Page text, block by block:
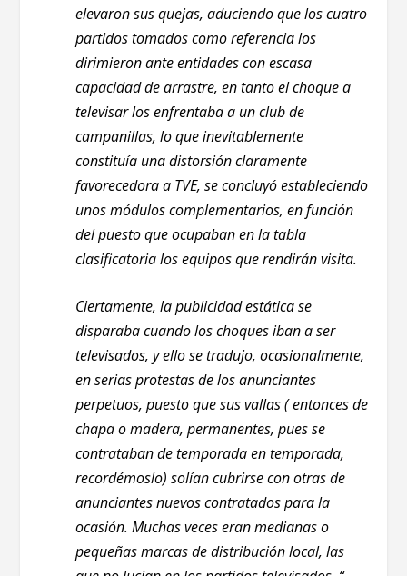
elevaron sus quejas, aduciendo que los cuatro
partidos tomados como referencia los
dirimieron ante entidades con escasa
capacidad de arrastre, en tanto el choque a
televisar los enfrentaba a un club de
campanillas, lo que inevitablemente
constituía una distorsión claramente
favorecedora a TVE, se concluyó estableciendo
unos módulos complementarios, en función
del puesto que ocupaban en la tabla
clasificatoria los equipos que rendirán visita.
Ciertamente, la publicidad estática se
disparaba cuando los choques iban a ser
televisados, y ello se tradujo, ocasionalmente,
en serias protestas de los anunciantes
perpetuos, puesto que sus vallas ( entonces de
chapa o madera, permanentes, pues se
contrataban de temporada en temporada,
recordémoslo) solían cubrirse con otras de
anunciantes nuevos contratados para la
ocasión. Muchas veces eran medianas o
pequeñas marcas de distribución local, las